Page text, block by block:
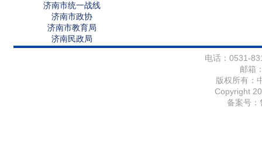
济南市统一战线
济南市政协
济南市教育局
济南民政局
电话：0531-
邮箱
版权所有：
Copyright
备案号